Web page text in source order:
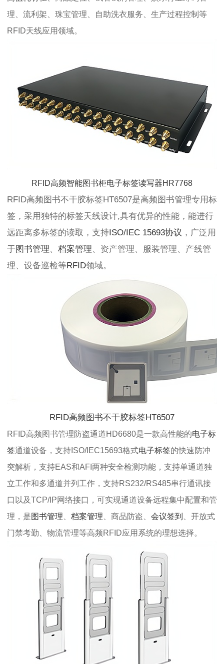
理、流利架、珠宝管理、自助洗衣服务、生产过程控制等
RFID天线应用领域。
RFID高频智能图书柜电子标签读写器HR7768
RFID高频图书不干胶标签HT6507是高频图书管理专用标
签，采用独特的标签天线设计,具有优异的性能，能进行
远距离多标签的读取，支持ISO/IEC 15693协议 ，广泛用
于图书管理 档案管理 、资产管理、服装管理、产线管
理、设备巡检等RFID领域。
RFID高频图书不干胶标签HT6507
RFID高频图书管理防盗通道HD6680是一款高性能的电子标
签通道设备，支持ISO/IEC15693格式电子标签的快速防冲
突解析，支持EAS和AFI两种安全检测功能，支持单通道独
立工作和多通道并列工作，支持RS232/RS485串行通讯接
口以及TCP/IP网络接口，可实现通道设备远程集中配置和管
理，是图书管理 档案管理 、商品防盗、 会议签到
、开放式
门禁考勤、物流管理等高频RFID应用系统的理想选择。